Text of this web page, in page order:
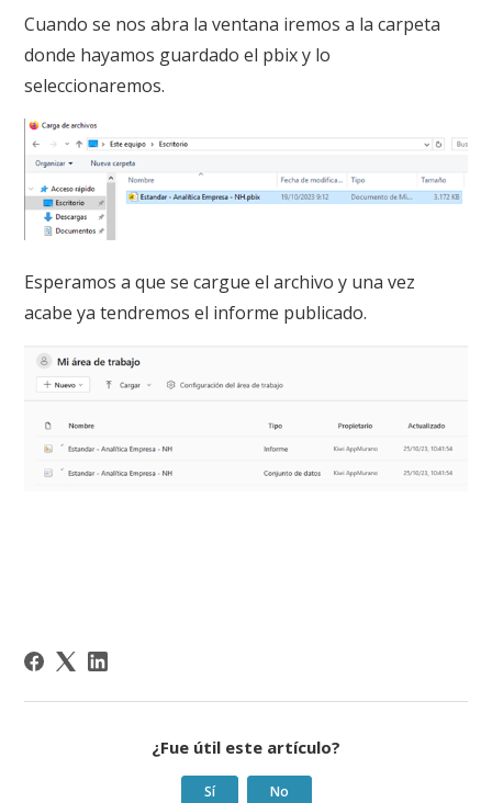
Cuando se nos abra la ventana iremos a la carpeta
donde hayamos guardado el pbix y lo
seleccionaremos.
Esperamos a que se cargue el archivo y una vez
acabe ya tendremos el informe publicado.
¿Fue útil este artículo?
Sí No